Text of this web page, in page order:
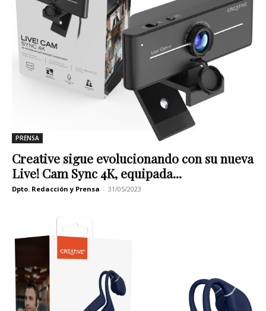
PRENSA
Creative sigue evolucionando con su nueva
Live! Cam Sync 4K, equipada...
Dpto. Redacción y Prensa - 31/05/2023